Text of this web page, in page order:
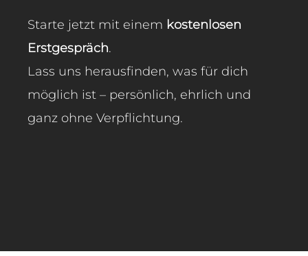
Starte jetzt mit einem kostenlosen
Erstgespräch.
Lass uns herausfinden, was für dich
möglich ist – persönlich, ehrlich und
ganz ohne Verpflichtung.